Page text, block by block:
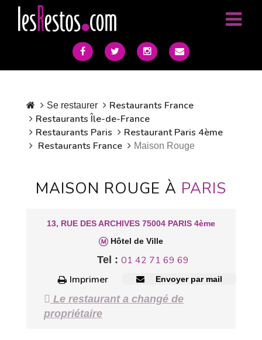
Se restaurer
Restaurants France
Restaurants Île-de-France
Restaurants Paris
Restaurant Paris 4ème
Restaurants France
Maison Rouge
MAISON ROUGE À PARIS
13, RUE DES ARCHIVES 75004 PARIS 4ème
Hôtel de Ville
Tel : 01 42 71 69 69
Imprimer
Envoyer par mail
Le restaurant a changé de
propriétaire